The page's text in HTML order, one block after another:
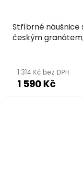
Stříbrné náušnice
českým
1 314 Kč bez DPH
1 590 Kč